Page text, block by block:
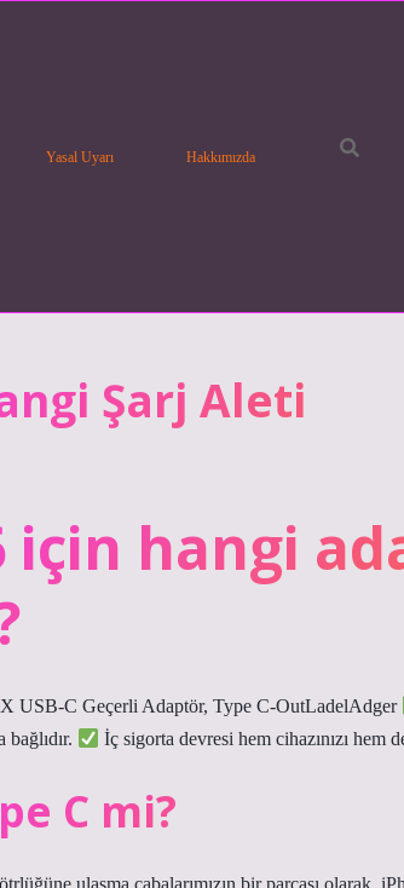
Yasal Uyarı Hakkımızda
Şarj Aleti
için hangi
USB-C Geçerli Adaptör, Type C-OutLadelAdger
İç sigorta devresi hem cihazınızı hem
C mi?
ulaşma çabalarımızın bir parçası olarak,